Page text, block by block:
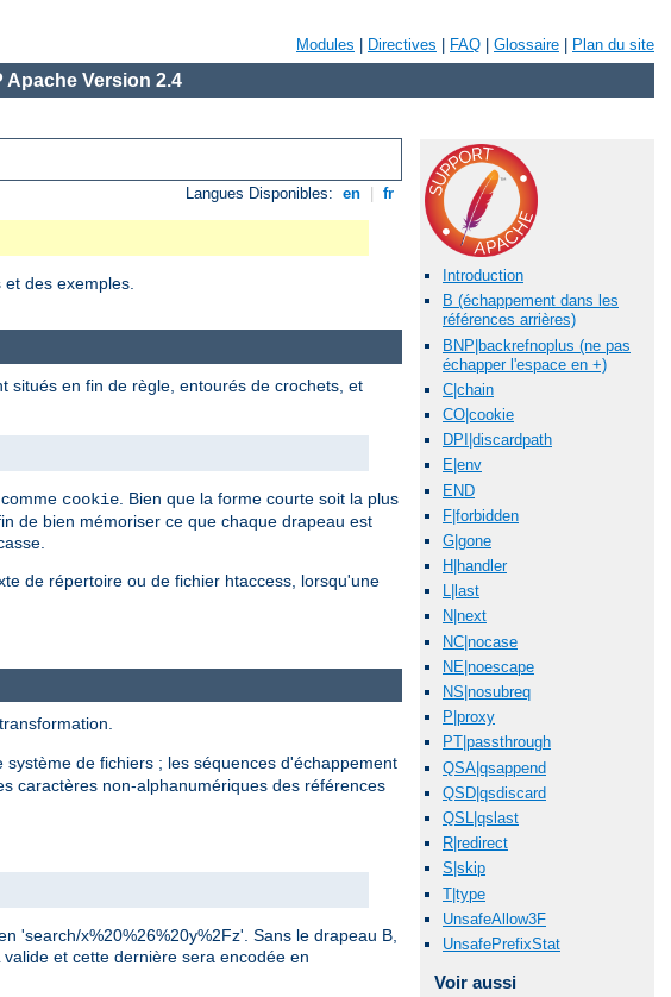
Modules Directives FAQ Glossaire Plan du site
Apache Version 2.4
Langues Disponibles: en fr
des exemples.
Introduction
B (échappement dans les
références arrières)
BNP|backrefnoplus (ne pas
échapper l'espace en +)
C|chain
CO|cookie
DPI|discardpath
E|env
END
F|forbidden
G|gone
H|handler
L|last
N|next
NC|nocase
NE|noescape
NS|nosubreq
P|proxy
PT|passthrough
QSA|qsappend
QSD|qsdiscard
QSL|qslast
R|redirect
S|skip
T|type
UnsafeAllow3F
UnsafePrefixStat
Voir aussi
situés en fin de règle, entourés de crochets, et
cookie . Bien que la forme courte soit la plus
de bien mémoriser ce que chaque drapeau est
de répertoire ou de fichier htaccess, lorsqu'une
de fichiers ; les séquences d'échappement
caractères non-alphanumériques des références
'search/x%20%26%20y%2Fz'. Sans le drapeau B,
et cette dernière sera encodée en